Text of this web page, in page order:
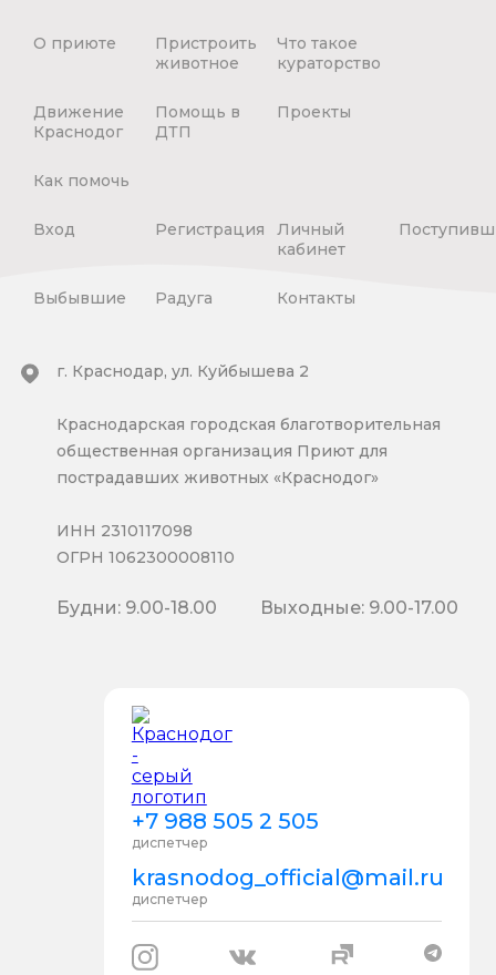
О приюте
Пристроить
животное
Что такое
кураторство
Движение
Краснодог
Помощь в
ДТП
Проекты
Как помочь
Вход Регистрация
Личный
кабинет
Выбывшие Радуга Контакты
+7 988 505 2 505
диспетчер
krasnodog_official@mail.ru
диспетчер
г. Краснодар, ул. Куйбышева 2
Краснодарская городская благотворительная
общественная организация Приют для
пострадавших животных «Краснодог»
ИНН 2310117098
ОГРН 1062300008110
Будни: 9.00-18.00 Выходные: 9.00-17.00